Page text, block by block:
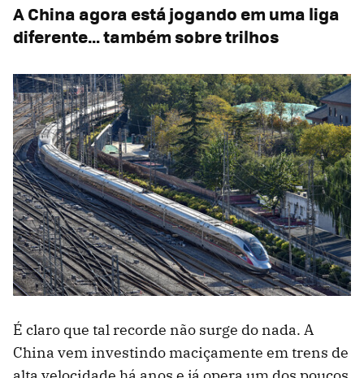
A China agora está jogando em uma liga
diferente… também sobre trilhos
É claro que tal recorde não surge do nada. A
China vem investindo maciçamente em trens de